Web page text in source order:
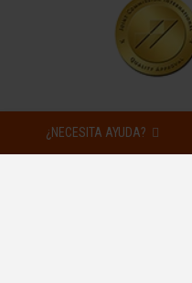
¿NECESITA AYUDA?